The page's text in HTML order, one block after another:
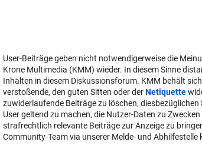
User-Beiträge geben nicht notwendigerweise die
Krone Multimedia (KMM) wieder. In diesem Sinne
Inhalten in diesem Diskussionsforum. KMM behält
verstoßende, den guten Sitten oder derNetiquette
zuwiderlaufende Beiträge zu löschen,
User geltend zu machen, die Nutzer-Daten zu
strafrechtlich relevante Beiträge zur Anzeige zu
Community-Team via unserer Melde- und Abhilfestelle